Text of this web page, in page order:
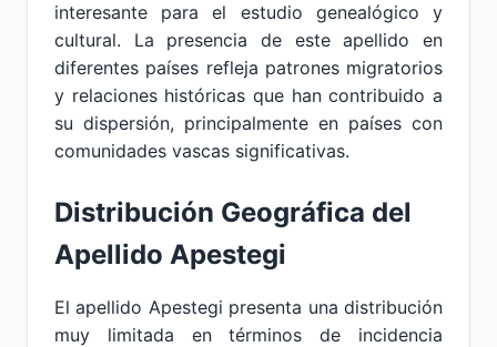
interesante para el estudio genealógico y
cultural. La presencia de este apellido en
diferentes países refleja patrones migratorios
y relaciones históricas que han contribuido a
su dispersión, principalmente en países con
comunidades vascas significativas.
Distribución Geográfica del
Apellido Apestegi
El apellido Apestegi presenta una distribución
muy limitada en términos de incidencia